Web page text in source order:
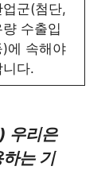
업군(첨단,
량 수출입
)에 속해야
니다.
우리은
는 기